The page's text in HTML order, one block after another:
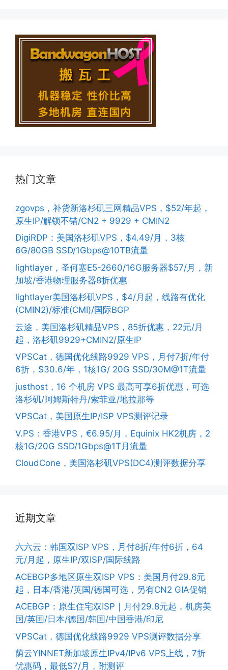
热门文章
zgovps，补货新洛杉矶三网精品VPS，$52/年起，
原生IP/解锁不错/CN2 + 9929 + CMIN2
DigiRDP：美国洛杉矶VPS，$4.49/月，3核
6G/80GB SSD/1Gbps@10TB流量
lightlayer，圣何塞E5-2660/16G服务器$57/月，新
加坡/香港物理服务器8折优惠
lightlayer美国洛杉矶VPS，$4/月起，线路有优化
(CMIN2)/标准(CMI)/国际BGP
云途，美国洛杉矶精品VPS，85折优惠，22元/月
起，洛杉矶9929+CMIN2/原生IP
VPSCat，德国优化线路9929 VPS，月付7折/年付
6折，$30.6/年，1核1G/ 20G SSD/30M@1T流量
justhost，16 个机房 VPS 最高可享6折优惠，可选
洛杉矶/阿姆斯特丹/索菲亚/地拉那等
VPSCat，美国原生IP/ISP VPS测评记录
V.PS：香港VPS，€6.95/月，Equinix HK2机房，2
核1G/20G SSD/1Gbps@1T月流量
CloudCone，美国洛杉矶VPS(DC4)测评数据分享
近期文章
六六云：韩国双ISP VPS，月付8折/年付6折，64
元/月起，原生IP/双ISP/国际线路
ACEBGP多地区原生双ISP VPS：美国月付29.8元
起，日本/香港/英国/德国可选，另有CN2 GIA促销
ACEBGP：原生住宅双ISP｜月付29.8元起，机房美
国/英国/日本/德国/韩国/中国香港/印尼
VPSCat，德国优化线路9929 VPS测评数据分享
荫云YINNET新加坡原生IPv4/IPv6 VPS上线，7折
优惠码，最低$7/月，附测评